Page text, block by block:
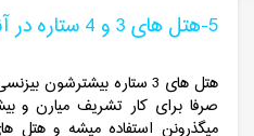
5-هتل های 3 و 4 ستاره در آنتالیا با کیفیت هستند؟؟
هتل های 3 ستاره
صرفا برای کار تشریف میارن و